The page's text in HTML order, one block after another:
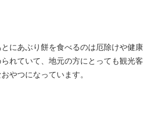
にあぶり餅を食べるのは厄除けや健康
れていて、地元の方にとっても観光客
やつになっています。